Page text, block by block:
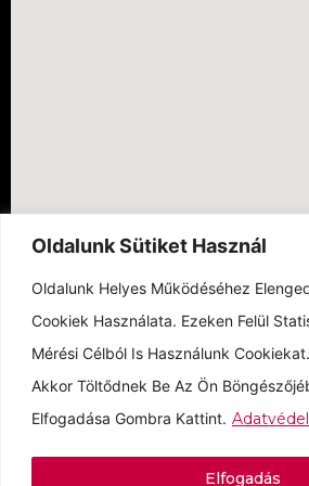
Oldalunk Sütiket Használ
Oldalunk Helyes Működéséhez
Cookiek Használata. Ezeken Felül
Mérési Célból Is Használunk
Akkor Töltődnek Be Az Ön
Elfogadása Gombra Kattint.
Elfogadás